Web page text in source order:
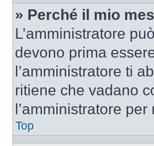
» Perché il mio
L’amministratore
devono prima
l’amministratore ti
ritiene che vadano
l’amministratore
Top